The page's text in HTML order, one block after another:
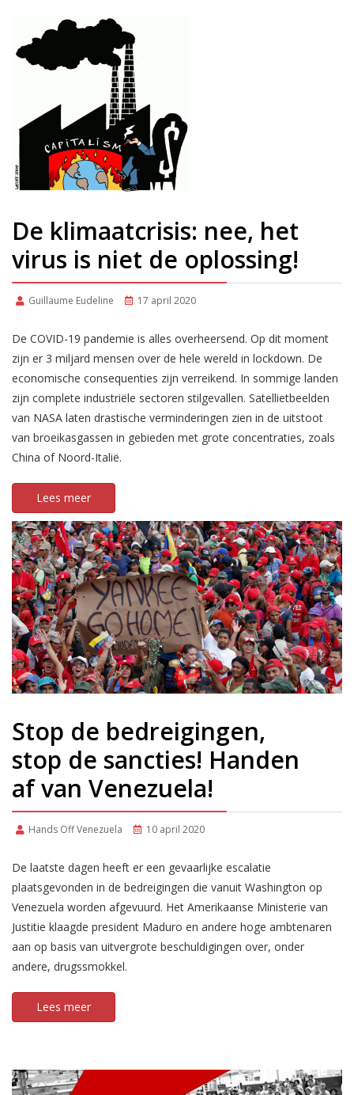
De klimaatcrisis: nee, het
virus is niet de oplossing!
Guillaume Eudeline 17 april 2020
De COVID-19 pandemie is alles overheersend. Op dit moment
zijn er 3 miljard mensen over de hele wereld in lockdown. De
economische consequenties zijn verreikend. In sommige landen
zijn complete industriële sectoren stilgevallen. Satellietbeelden
van NASA laten drastische verminderingen zien in de uitstoot
van broeikasgassen in gebieden met grote concentraties, zoals
China of Noord-Italië.
Lees meer
Stop de bedreigingen,
stop de sancties! Handen
af van Venezuela!
Hands Off Venezuela 10 april 2020
De laatste dagen heeft er een gevaarlijke escalatie
plaatsgevonden in de bedreigingen die vanuit Washington op
Venezuela worden afgevuurd. Het Amerikaanse Ministerie van
Justitie klaagde president Maduro en andere hoge ambtenaren
aan op basis van uitvergrote beschuldigingen over, onder
andere, drugssmokkel.
Lees meer